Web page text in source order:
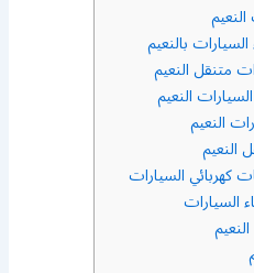
بالنعيم
متنقل النعيم
النعيم
النعيم
النعيم
كهربائي السيارات
السيارات